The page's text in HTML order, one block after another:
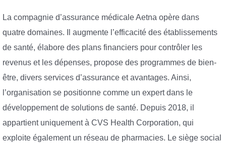
La compagnie d’assurance médicale Aetna opère dans
quatre domaines. Il augmente l’efficacité des établissements
de santé, élabore des plans financiers pour contrôler les
revenus et les dépenses, propose des programmes de bien-
être, divers services d’assurance et avantages. Ainsi,
l’organisation se positionne comme un expert dans le
développement de solutions de santé. Depuis 2018, il
appartient uniquement à CVS Health Corporation, qui
exploite également un réseau de pharmacies. Le siège social